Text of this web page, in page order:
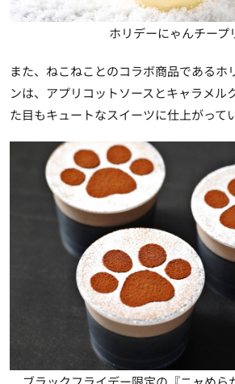
ホリデーにゃんチープ
また、ねこねことのコラボ商品であるホ
ンは、アプリコットソースとキャラメル
た目もキュートなスイーツに仕上がって